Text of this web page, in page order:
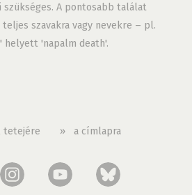
A pontosabb találat
szavakra vagy nevekre – pl.
helyett 'napalm death'.
tetejére » a címlapra